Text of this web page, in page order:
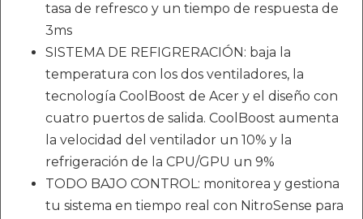
tasa de refresco y un tiempo de respuesta de
3ms
SISTEMA DE REFIGRERACIÓN: baja la
temperatura con los dos ventiladores, la
tecnología CoolBoost de Acer y el diseño con
cuatro puertos de salida. CoolBoost aumenta
la velocidad del ventilador un 10% y la
refrigeración de la CPU/GPU un 9%
TODO BAJO CONTROL: monitorea y gestiona
tu sistema en tiempo real con NitroSense para